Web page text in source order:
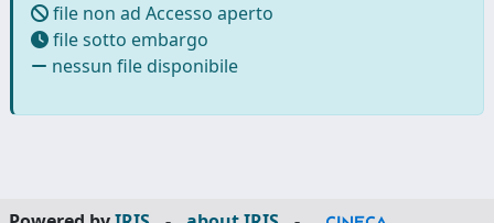
file non ad Accesso aperto
file sotto embargo
nessun file disponibile